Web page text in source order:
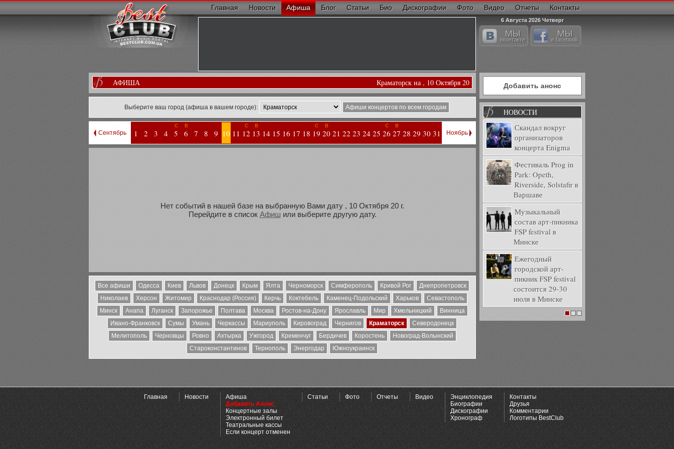
Главная Новости Афиша Блог Статьи Био Дискографии Фото Видео Отчеты Контакты
6 Августа 2026 Четверг
МЫ
вконтакте
МЫ
в facebook
АФИША Краматорск на , 10 Октября 20
Выберите ваш город (афиша в вашем городе): Афиши концертов по всем городам
Сентябрь 1 2 3 4
С
5
В
6 7 8 9 10 11
С
12
В
13 14 15 16 17 18
С
19
В
20 21 22 23 24 25
С
26
В
27 28 29 30 31 Ноябрь
Нет событий в нашей базе на выбранную Вами дату , 10 Октября 20 г.
Перейдите в список Афиш или выберите другую дату.
Все афиши Одесса Киев Львов Донецк Крым Ялта Черноморск Симферополь Кривой Рог
Днепропетровск
Николаев
Херсон Житомир Краснодар (Россия) Керчь Коктебель Каменец-Подольский Харьков
Севастополь
Минск
Анапа Луганск Запорожье Полтава Москва Ростов-на-Дону Ярославль Мир Хмельницкий
Винница
Ивано-Франковск
Сумы Умань Черкассы Мариуполь Кировоград Чернигов Краматорск
Северодонецк
Мелитополь
Черновцы Ровно Ахтырка Ужгород Кременчуг Бердичев Коростень
Новоград-Волынский
Староконстантинов
Тернополь Энергодар Южноукраинск
Добавить анонс
НОВОСТИ
Скандал вокруг
организаторов
концерта Enigma
Фестиваль Prog in
Park: Opeth,
Riverside, Solstafir в
Варшаве
Музыкальный
состав арт-пикника
FSP festival в
Минске
Ежегодный
городской арт-
пикник FSP festival
состоится 29-30
июля в Минске
Главная Новости
Афиша
Добавить Анонс
Концертные залы
Электронный билет
Театральные кассы
Если концерт отменен
Статьи Фото Отчеты Видео
Энциклопедия
Биографии
Дискографии
Хронограф
Контакты
Друзья
Комментарии
Логотипы BestClub